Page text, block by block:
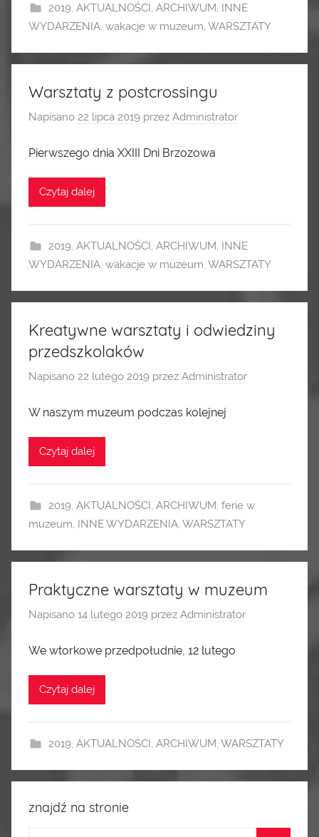
2019 AKTUALNOŚCI ARCHIWUM INNE
WYDARZENIA wakacje w muzeum WARSZTATY
Warsztaty z postcrossingu
Napisano 22 lipca 2019 przez Administrator
Pierwszego dnia XXIII Dni Brzozowa
Czytaj dalej
2019 AKTUALNOŚCI ARCHIWUM INNE
WYDARZENIA wakacje w muzeum WARSZTATY
Kreatywne warsztaty i odwiedziny
przedszkolaków
Napisano 22 lutego 2019 przez Administrator
W naszym muzeum podczas kolejnej
Czytaj dalej
2019 AKTUALNOŚCI ARCHIWUM ferie w
muzeum INNE WYDARZENIA WARSZTATY
Praktyczne warsztaty w muzeum
Napisano 14 lutego 2019 przez Administrator
We wtorkowe przedpołudnie, 12 lutego
Czytaj dalej
2019 AKTUALNOŚCI ARCHIWUM WARSZTATY
znajdź na stronie